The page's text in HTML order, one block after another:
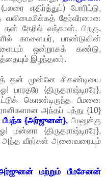
எதிர்த்துப்) போரிட்டு,
வலிமைமிக்கத் தேர்வீரனான
தேரில் வந்தான். பிறகு,
காளையர், பாண்டுவின்
ஒன்றாகக் கண்டு,
இழந்தனர்.
தன் முன்னே சிகண்டியை
{திருதராஷ்டிரரே},
கொண்டிருந்த பீமனை
அந்தப் பத்து {10}
பீபத்சு {அர்ஜுனன்}, பீமனுக்கு
மன்னா {திருதராஷ்டிரரே},
அந்த வீரர்கள் அனைவரையும்
மற்றும் பீமசேனன்